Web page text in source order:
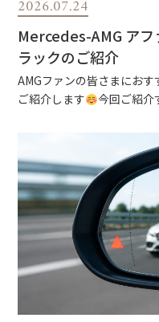
2026.07.24
Mercedes-AMG ア
ラックのご紹介
AMGファンの皆さまにおす
ご紹介します
今回ご紹介